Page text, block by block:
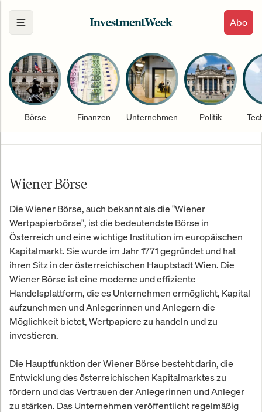
Abo
Börse Finanzen Unternehmen Politik
Wiener Börse
Die Wiener Börse, auch bekannt als die "Wiener
Wertpapierbörse", ist die bedeutendste Börse in
Österreich und eine wichtige Institution im europäischen
Kapitalmarkt. Sie wurde im Jahr 1771 gegründet und hat
ihren Sitz in der österreichischen Hauptstadt Wien. Die
Wiener Börse ist eine moderne und effiziente
Handelsplattform, die es Unternehmen ermöglicht, Kapital
aufzunehmen und Anlegerinnen und Anlegern die
Möglichkeit bietet, Wertpapiere zu handeln und zu
investieren.
Die Hauptfunktion der Wiener Börse besteht darin, die
Entwicklung des österreichischen Kapitalmarktes zu
fördern und das Vertrauen der Anlegerinnen und Anleger
zu stärken. Das Unternehmen veröffentlicht regelmäßig